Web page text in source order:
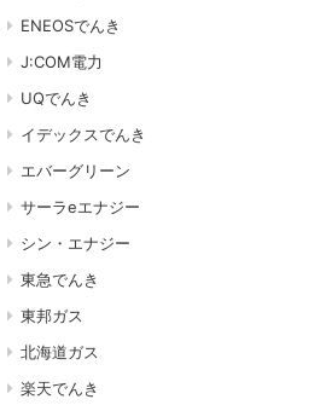
ENEOSでんき
J:COM電力
UQでんき
イデックスでんき
エバーグリーン
サーラeエナジー
シン・エナジー
東急でんき
東邦ガス
北海道ガス
楽天でんき